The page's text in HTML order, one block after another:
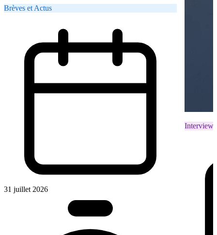
Brèves et Actus
31 juillet 2026
Interviews